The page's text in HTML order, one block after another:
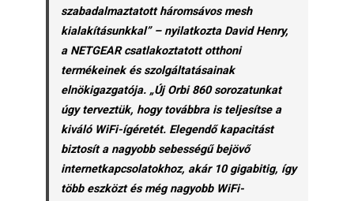
szabadalmaztatott háromsávos mesh
kialakításunkkal” – nyilatkozta David Henry,
a NETGEAR csatlakoztatott otthoni
termékeinek és szolgáltatásainak
elnökigazgatója. „Új Orbi 860 sorozatunkat
úgy terveztük, hogy továbbra is teljesítse a
kiváló WiFi-ígéretét. Elegendő kapacitást
biztosít a nagyobb sebességű bejövő
internetkapcsolatokhoz, akár 10 gigabitig, így
több eszközt és még nagyobb WiFi-